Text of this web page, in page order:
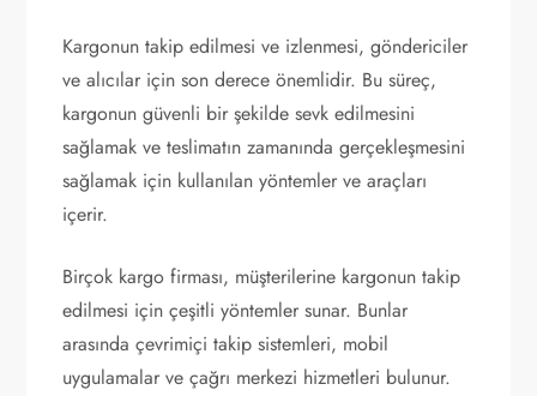
Kargonun takip edilmesi ve izlenmesi, göndericiler
ve alıcılar için son derece önemlidir. Bu süreç,
kargonun güvenli bir şekilde sevk edilmesini
sağlamak ve teslimatın zamanında gerçekleşmesini
sağlamak için kullanılan yöntemler ve araçları
içerir.
Birçok kargo firması, müşterilerine kargonun takip
edilmesi için çeşitli yöntemler sunar. Bunlar
arasında çevrimiçi takip sistemleri, mobil
uygulamalar ve çağrı merkezi hizmetleri bulunur.